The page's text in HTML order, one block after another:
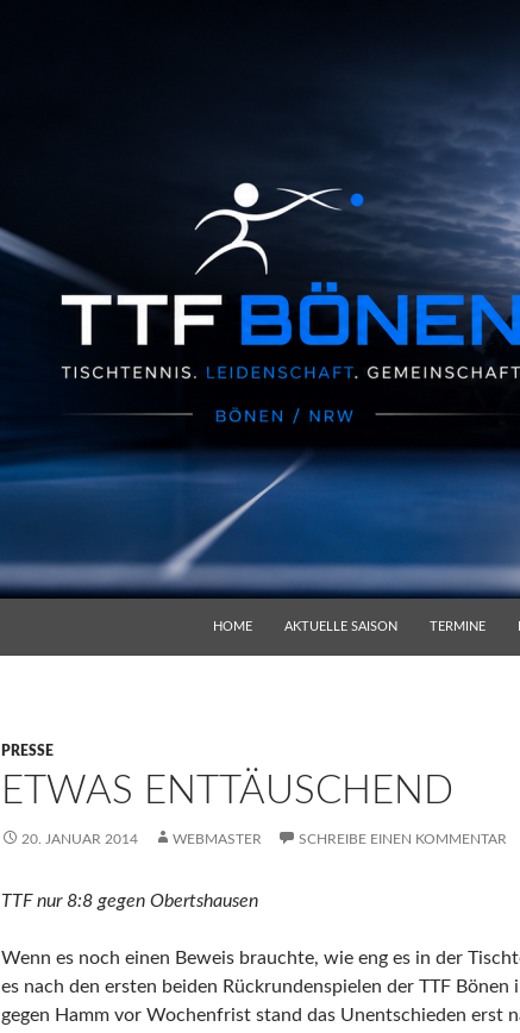
HOME
AKTUELLE SAISON TERMINE
PRESSE
ETWAS ENTTÄUSCHEND
20. JANUAR 2014 WEBMASTER SCHREIBE EINEN KOMMENTAR
TTF nur 8:8 gegen Obertshausen
Wenn es noch einen Beweis brauchte, wie eng es in der
es nach den ersten beiden Rückrundenspielen der TTF
gegen Hamm vor Wochenfrist stand das Unentschieden erst